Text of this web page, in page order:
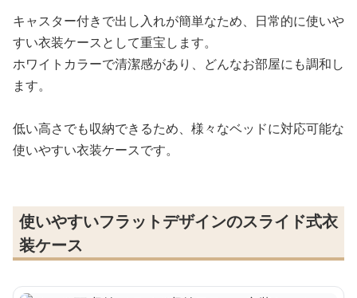
キャスター付きで出し入れが簡単なため、日常的に使いや
すい衣装ケースとして重宝します。
ホワイトカラーで清潔感があり、どんなお部屋にも調和し
ます。
低い高さでも収納できるため、様々なベッドに対応可能な
使いやすい衣装ケースです。
使いやすいフラットデザインのスライド式衣
装ケース